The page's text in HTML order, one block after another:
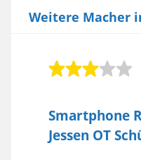
Weitere Macher
Smartphone
Jessen OT